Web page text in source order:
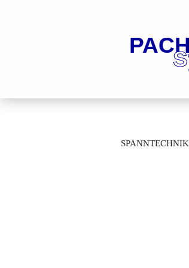
SPANNTECHNIK